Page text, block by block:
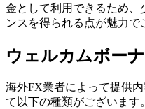
金として利用できるため、
ンスを得られる点が魅力で
ウェルカムボー
海外FX業者によって提供
て以下の種類がございます。